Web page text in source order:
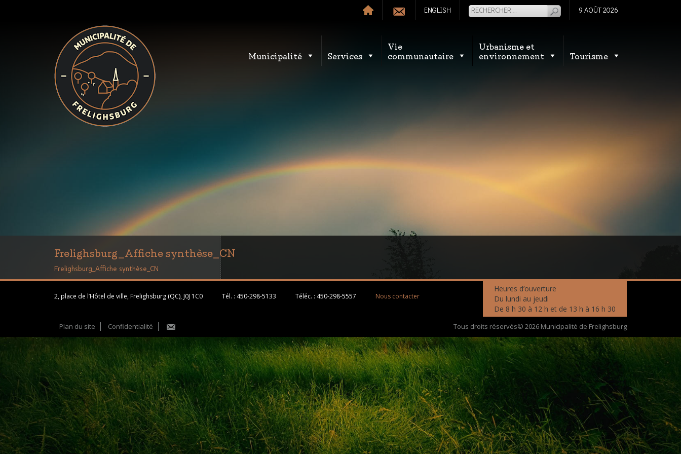
ENGLISH 9 AOÛT 2026
Municipalité Services
Vie
communautaire
Urbanisme et
environnement
Tourisme
Frelighsburg_Affiche synthèse_CN
Frelighsburg_Affiche synthèse_CN
2, place de l’Hôtel de ville, Frelighsburg (QC), J0J 1C0 Tél. : 450-298-5133 Téléc. : 450-298-5557 Nous contacter
Heures d’ouverture
Du lundi au jeudi
De 8 h 30 à 12 h et de 13 h à 16 h 30
Plan du site Confidentialité Tous droits réservés© 2026 Municipalité de Frelighsburg